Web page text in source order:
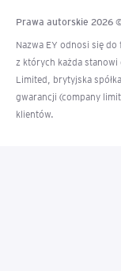
Prawa autorskie 2026
Nazwa EY odnosi się
z których każda
Limited, brytyjska
gwarancji (company
klientów.